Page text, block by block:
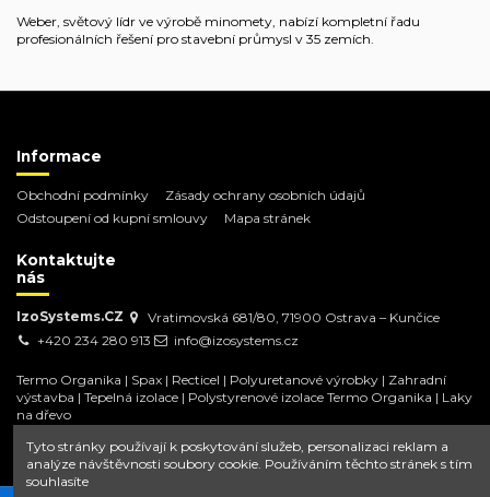
Weber, světový lídr ve výrobě minomety, nabízí kompletní řadu
profesionálních řešení pro stavební průmysl v 35 zemích.
Informace
Obchodní podmínky
Zásady ochrany osobních údajů
Odstoupení od kupní smlouvy
Mapa stránek
Kontaktujte
nás
IzoSystems.CZ
Vratimovská 681/80, 71900 Ostrava – Kunčice
+420 234 280 913
info@izosystems.cz
Termo Organika | Spax | Recticel | Polyuretanové výrobky | Zahradní
výstavba | Tepelná izolace | Polystyrenové izolace Termo Organika | Laky
na dřevo
Tyto stránky používají k poskytování služeb, personalizaci reklam a
analýze návštěvnosti soubory cookie. Používáním těchto stránek s tím
souhlasíte